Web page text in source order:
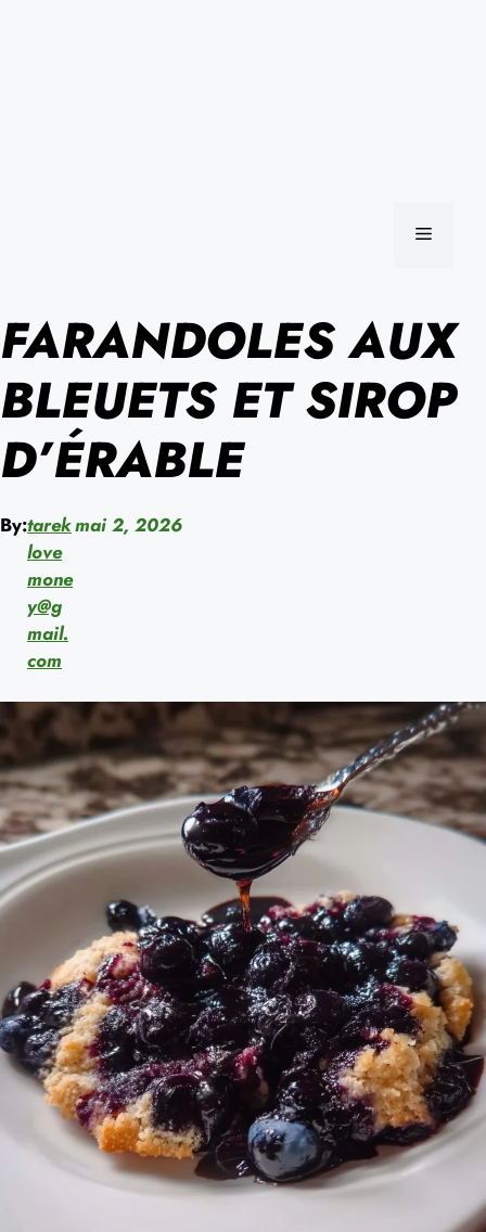
MENU
FARANDOLES AUX
BLEUETS ET SIROP
D’ÉRABLE
By:tarek
love
mone
y@g
mail.
com
mai 2, 2026